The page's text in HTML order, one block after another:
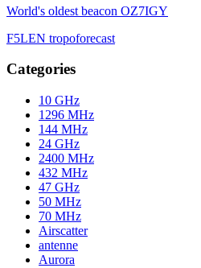
World's oldest beacon OZ7IGY
F5LEN tropoforecast
Categories
10 GHz
1296 MHz
144 MHz
24 GHz
2400 MHz
432 MHz
47 GHz
50 MHz
70 MHz
Airscatter
antenne
Aurora